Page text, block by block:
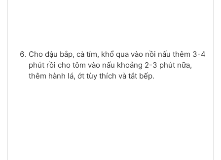
Cho đậu bắp, cà tím, khổ qua vào nồi nấu thêm 3-4
phút rồi cho tôm vào nấu khoảng 2-3 phút nữa,
thêm hành lá, ớt tùy thích và tắt bếp.